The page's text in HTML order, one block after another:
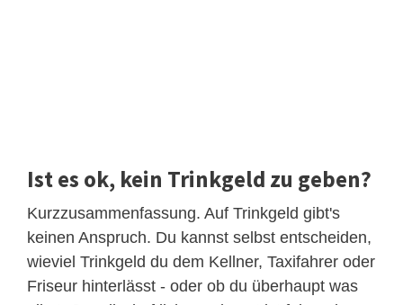
Ist es ok, kein Trinkgeld zu geben?
Kurzzusammenfassung. Auf Trinkgeld gibt's
keinen Anspruch. Du kannst selbst entscheiden,
wieviel Trinkgeld du dem Kellner, Taxifahrer oder
Friseur hinterlässt - oder ob du überhaupt was